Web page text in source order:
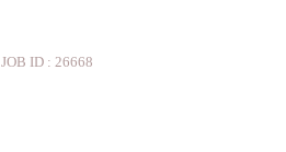
JOB ID : 26668